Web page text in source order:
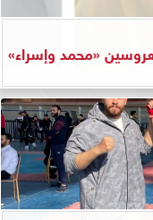
«محمد وإسراء»